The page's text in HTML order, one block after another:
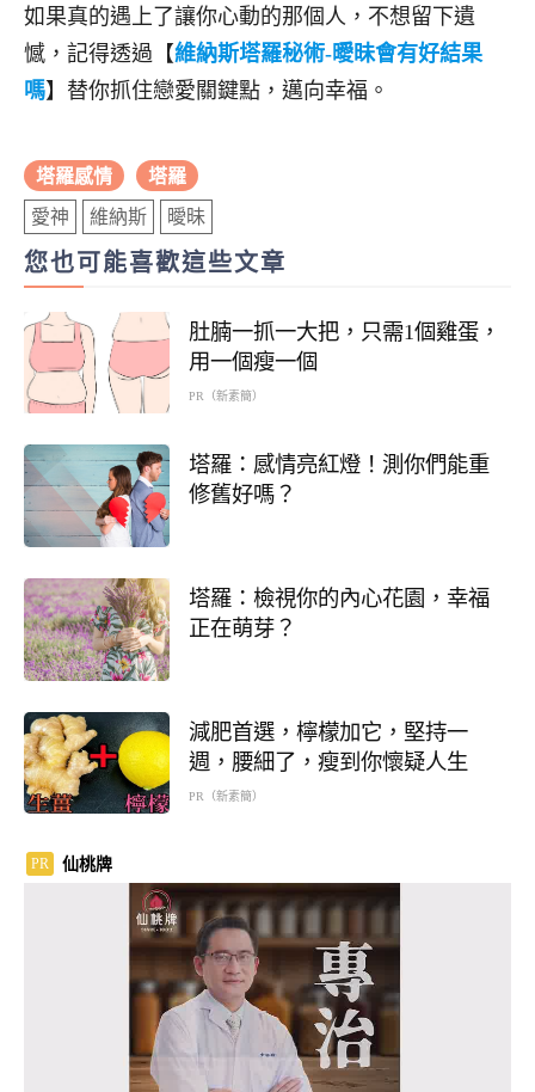
如果真的遇上了讓你心動的那個人，不想留下遺
憾，記得透過【維納斯塔羅秘術-曖昧會有好結果
嗎】替你抓住戀愛關鍵點，邁向幸福。
塔羅感情 塔羅
愛神 維納斯 曖昧
您也可能喜歡這些文章
肚腩一抓一大把，只需1個雞蛋，
用一個瘦一個
PR（新素簡）
塔羅：感情亮紅燈！測你們能重
修舊好嗎？
塔羅：檢視你的內心花園，幸福
正在萌芽？
減肥首選，檸檬加它，堅持一
週，腰細了，瘦到你懷疑人生
PR（新素簡）
PR 仙桃牌